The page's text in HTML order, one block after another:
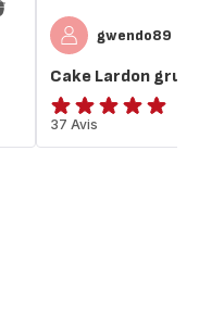
gwendo89
Cake Lardon
ratings.4.9
37 Avis